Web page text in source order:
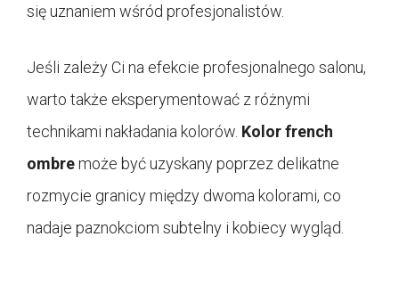
się uznaniem wśród profesjonalistów.
Jeśli zależy Ci na efekcie profesjonalnego salonu,
warto także eksperymentować z różnymi
technikami nakładania kolorów. Kolor french
ombremoże być uzyskany poprzez delikatne
rozmycie granicy między dwoma kolorami, co
nadaje paznokciom subtelny i kobiecy wygląd.